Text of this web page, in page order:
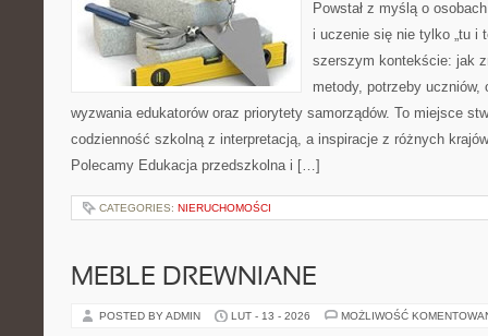
Powstał z myślą o
i uczenie się nie tylko „tu i
szerszym kontekście: jak
metody, potrzeby uczniów,
wyzwania edukatorów oraz priorytety samorządów. To miejsce
codzienność szkolną z interpretacją, a inspiracje z różnych krajów
Polecamy Edukacja przedszkolna i […]
CATEGORIES: NIERUCHOMOŚCI
MEBLE DREWNIANE
POSTED BY ADMIN LUT - 13 - 2026 MOŻLIWOŚĆ